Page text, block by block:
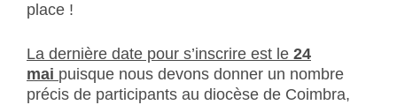
place !
La dernière date pour s’inscrire est le 24
mai puisque nous devons donner un nombre
précis de participants au diocèse de Coimbra,